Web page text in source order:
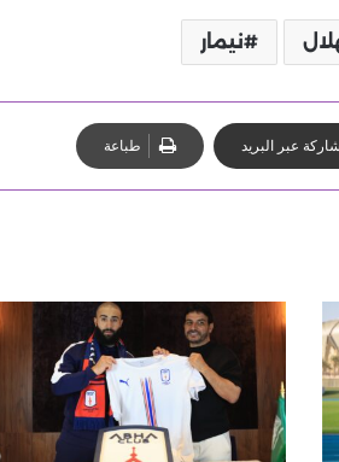
نيمار
عبر البريد طباعة